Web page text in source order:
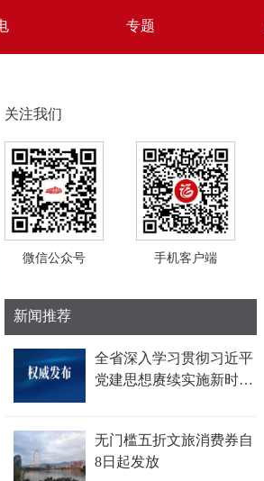
专题
关注我们
微信公众号 手机客户端
新闻推荐
全省深入学习贯彻习近平
党建思想赓续实施新时
无门槛五折文旅消费券自
8日起发放